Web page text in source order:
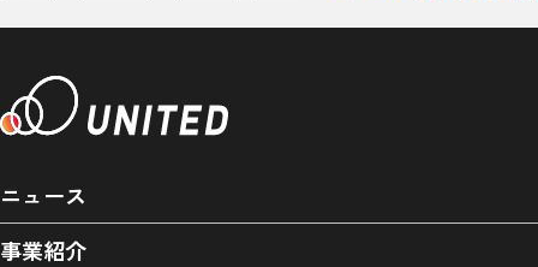
ニュース
事業紹介